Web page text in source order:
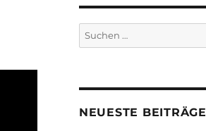
Suche
nach:
NEUESTE BEITRÄGE